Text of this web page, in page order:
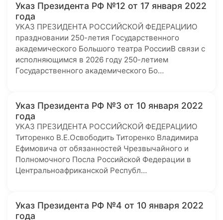
Указ Президента РФ №12 от 17 января 2022
года
УКАЗ ПРЕЗИДЕНТА РОССИЙСКОЙ ФЕДЕРАЦИИО
праздновании 250-летия Государственного
академического Большого театра РоссииВ связи с
исполняющимся в 2026 году 250-летием
Государственного академического Бо…
Указ Президента РФ №3 от 10 января 2022
года
УКАЗ ПРЕЗИДЕНТА РОССИЙСКОЙ ФЕДЕРАЦИИО
Титоренко В.Е.Освободить Титоренко Владимира
Ефимовича от обязанностей Чрезвычайного и
Полномочного Посла Российской Федерации в
Центральноафриканской Республ…
Указ Президента РФ №4 от 10 января 2022
года